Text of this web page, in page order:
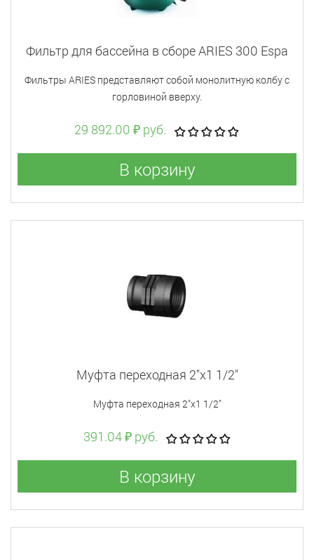
Фильтр для бассейна в сборе ARIES 300 Espa
Фильтры ARIES представляют собой монолитную колбу с
горловиной вверху.
29 892.00 ₽ руб.
В корзину
Муфта переходная 2"x1 1/2"
Муфта переходная 2"x1 1/2"
391.04 ₽ руб.
В корзину